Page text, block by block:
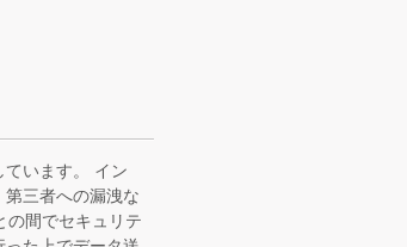
います。 イン
三者への漏洩な
の間でセキュリテ